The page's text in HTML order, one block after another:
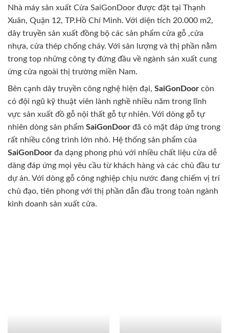
Nhà máy sản xuất Cửa SaiGonDoor được đặt tại Thạnh
Xuân, Quận 12, TP.Hồ Chí Minh. Với diện tích 20.000 m2,
dây truyền sản xuất đồng bộ các sản phẩm cửa gỗ ,cửa
nhựa, cửa thép chống cháy. Với sản lượng và thị phần nằm
trong top những công ty đứng đầu về ngành sản xuất cung
ứng cửa ngoài thị trường miền Nam.
Bên cạnh dây truyền công nghệ hiện đại, SaiGonDoor còn
có đội ngũ kỹ thuật viên lành nghề nhiều năm trong lĩnh
vực sản xuất đồ gỗ nội thất gỗ tự nhiên. Với dòng gỗ tự
nhiên dòng sản phẩm SaiGonDoor đã có mặt đáp ứng trong
rất nhiều công trình lớn nhỏ. Hệ thống sản phẩm của
SaiGonDoor đa dạng phong phú với nhiều chất liệu cửa dễ
dàng đáp ứng mọi yêu cầu từ khách hàng và các chủ đầu tư
dự án. Với dòng gỗ công nghiệp chịu nước đang chiếm vị trí
chủ đạo, tiên phong với thị phần dẫn đầu trong toàn ngành
kinh doanh sản xuất cửa.